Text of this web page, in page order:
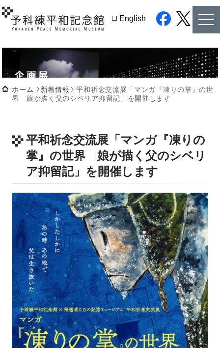
English
twitter
ホーム 新着情報
平和祈念交流展「マンガ『凍りの掌』の世
界 娘が描く父のシベリア抑留記」を開催します
平和祈念交流展「マンガ『凍りの
掌』の世界 娘が描く父のシベリ
ア抑留記」を開催します